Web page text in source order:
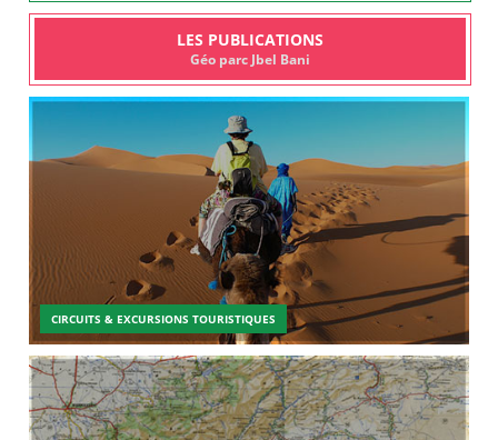
LES PUBLICATIONS
Géo parc Jbel Bani
CIRCUITS & EXCURSIONS TOURISTIQUES